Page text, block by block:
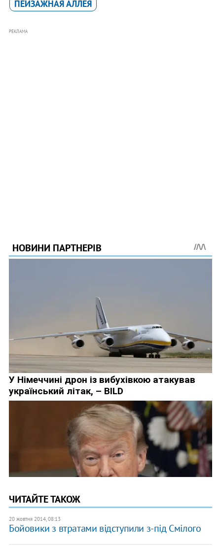
ПЕЙЗАЖНАЯ АЛЛЕЯ
РЕКЛАМА
ЧИТАЙТЕ ТАКОЖ
20 жовтня 2014, 08:13
Бойовики з втратами відступили з-під Смілого